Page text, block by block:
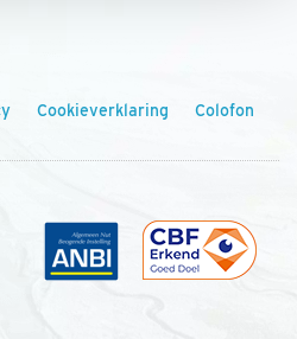
Cookieverklaring Colofon